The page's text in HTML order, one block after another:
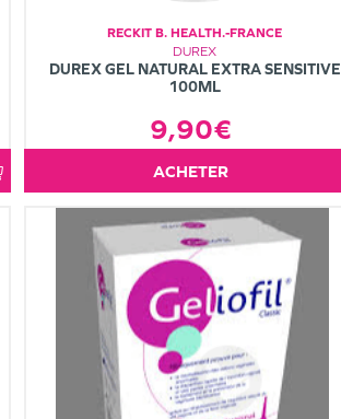
RECKIT B. HEALTH.-FRANCE
DUREX
DUREX GEL NATURAL EXTRA SENSITIVE
100ML
9,90€
ACHETER